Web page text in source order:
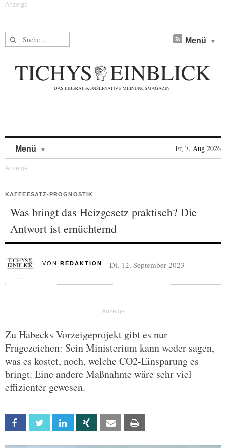
Suche nach: Menü
Menü Fr, 7. Aug 2026
KAFFEESATZ-PROGNOSTIK
Was bringt das Heizgesetz praktisch? Die
Antwort ist ernüchternd
VON REDAKTION Di, 12. September 2023
Zu Habecks Vorzeigeprojekt gibt es nur
Fragezeichen: Sein Ministerium kann weder sagen,
was es kostet, noch, welche CO2-Einsparung es
bringt. Eine andere Maßnahme wäre sehr viel
effizienter gewesen.
Facebook Twitter Linkedin Xing Email